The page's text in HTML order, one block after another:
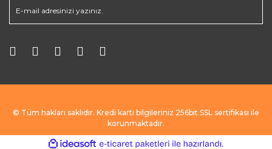
© Tüm hakları saklıdır. Kredi kartı bilgileriniz 256bit SSL sertifikası ile
korunmaktadır.
ideasoft e-